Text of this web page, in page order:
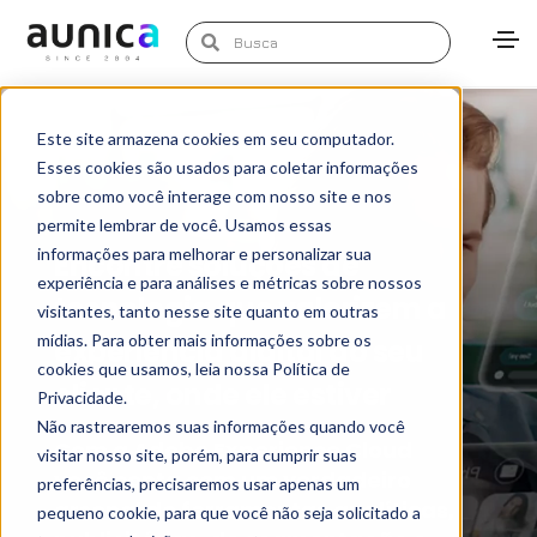
Este site armazena cookies em seu computador.
Esses cookies são usados para coletar informações
sobre como você interage com nosso site e nos
permite lembrar de você. Usamos essas
informações para melhorar e personalizar sua
experiência e para análises e métricas sobre nossos
visitantes, tanto nesse site quanto em outras
mídias. Para obter mais informações sobre os
cookies que usamos, leia nossa Política de
Privacidade.
Não rastrearemos suas informações quando você
visitar nosso site, porém, para cumprir suas
preferências, precisaremos usar apenas um
pequeno cookie, para que você não seja solicitado a
Encontre soluções de
tecnologia que valorizem a
experiência digital do seu
cliente, onde ele estiver
Com a Adobe Experience Cloud
você conta com um verdadeiro
arsenal de ferramentas analíticas,